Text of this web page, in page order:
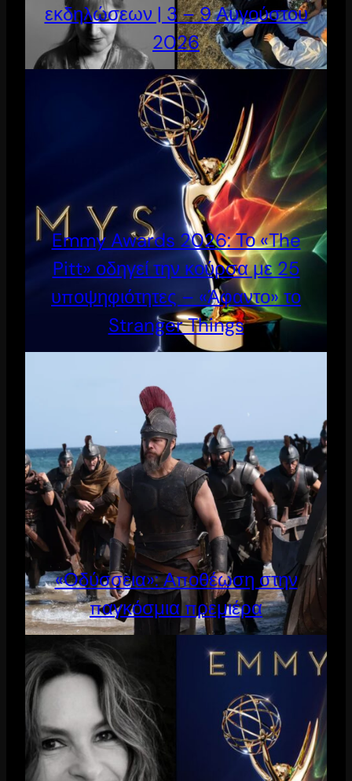
εκδηλώσεων | 3 – 9 Αυγούστου
2026
Emmy Awards 2026: Το «The
Pitt» οδηγεί την κούρσα με 25
υποψηφιότητες – «Άφαντο» το
Stranger Things
«Οδύσσεια»: Αποθέωση στην
παγκόσμια πρεμιέρα